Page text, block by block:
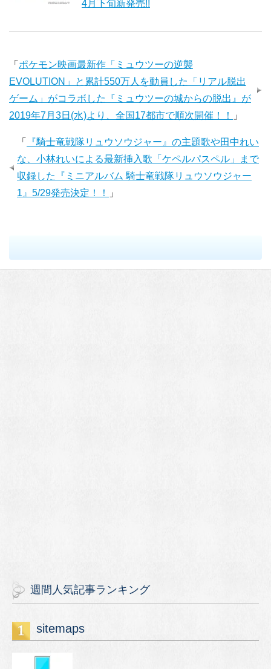
4月下旬新発売!!
「 ポケモン映画最新作「ミュウツーの逆襲
EVOLUTION」と累計550万人を動員した「リアル脱出
ゲーム」がコラボした『ミュウツーの城からの脱出』が
2019年7月3日(水)より、全国17都市で順次開催！！
」
「
『騎士竜戦隊リュウソウジャー』の主題歌や田中れい
な、小林れいによる最新挿入歌「ケペルパスペル」まで
収録した『ミニアルバム 騎士竜戦隊リュウソウジャー
1』5/29発売決定！！
」
週間人気記事ランキング
sitemaps